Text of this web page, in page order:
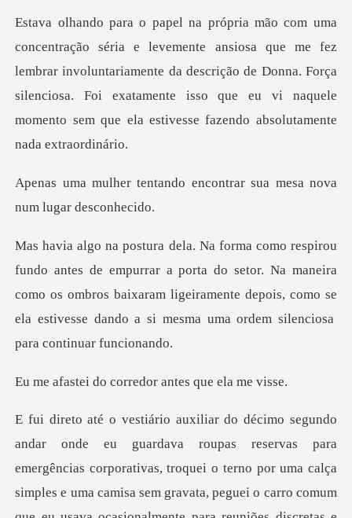
e me fez
lembrar involuntariamente da descrição de Donna. Força
silenciosa. Foi exatamente i
do encontrar sua mesa no
porta do setor. Na maneira
como os ombros baixaram ligeiramente depois, como se
corredor antes
as, troquei o terno por uma calça
simples e uma camisa sem gravata, peguei o carro comum